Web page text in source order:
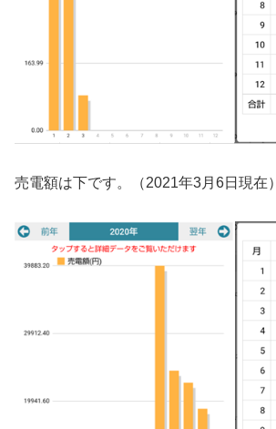
売電額は下です。（2021年3月6日現在）